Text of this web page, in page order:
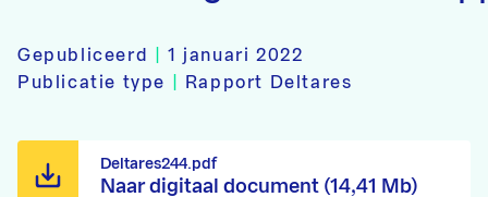
Gepubliceerd |1 januari 2022
Publicatie type
Rapport Deltares
Naar digitaal document (14,41 Mb)
Deltares244.pdf